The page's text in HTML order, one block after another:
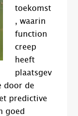
toekomst
, waarin
function
creep
heeft
plaatsgev
door de
predictive
goed